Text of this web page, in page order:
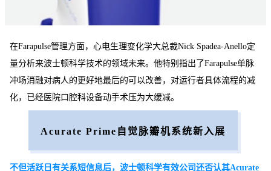
在Farapulse管理方面，心电生理变化学大总裁Nick Spadea-Anello定
量分析来波士顿科学技术的领域未来。他特别指出了Farapulse单脉
冲场消融对病人的更好地最后的可以改善，对运行者具体流程的减
化，已经医院口腔科设备动手术压为大缓减。
Acurate Prime自觉脉瓣机系统新入展
不但活跃日有关系短信息后，波士顿科学有效公司还否认其Acurate